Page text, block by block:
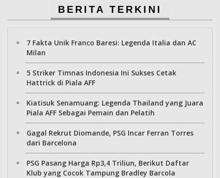
BERITA TERKINI
7 Fakta Unik Franco Baresi: Legenda Italia dan AC
Milan
5 Striker Timnas Indonesia Ini Sukses Cetak
Hattrick di Piala AFF
Kiatisuk Senamuang: Legenda Thailand yang Juara
Piala AFF Sebagai Pemain dan Pelatih
Gagal Rekrut Diomande, PSG Incar Ferran Torres
dari Barcelona
PSG Pasang Harga Rp3,4 Triliun, Berikut Daftar
Klub yang Cocok Tampung Bradley Barcola